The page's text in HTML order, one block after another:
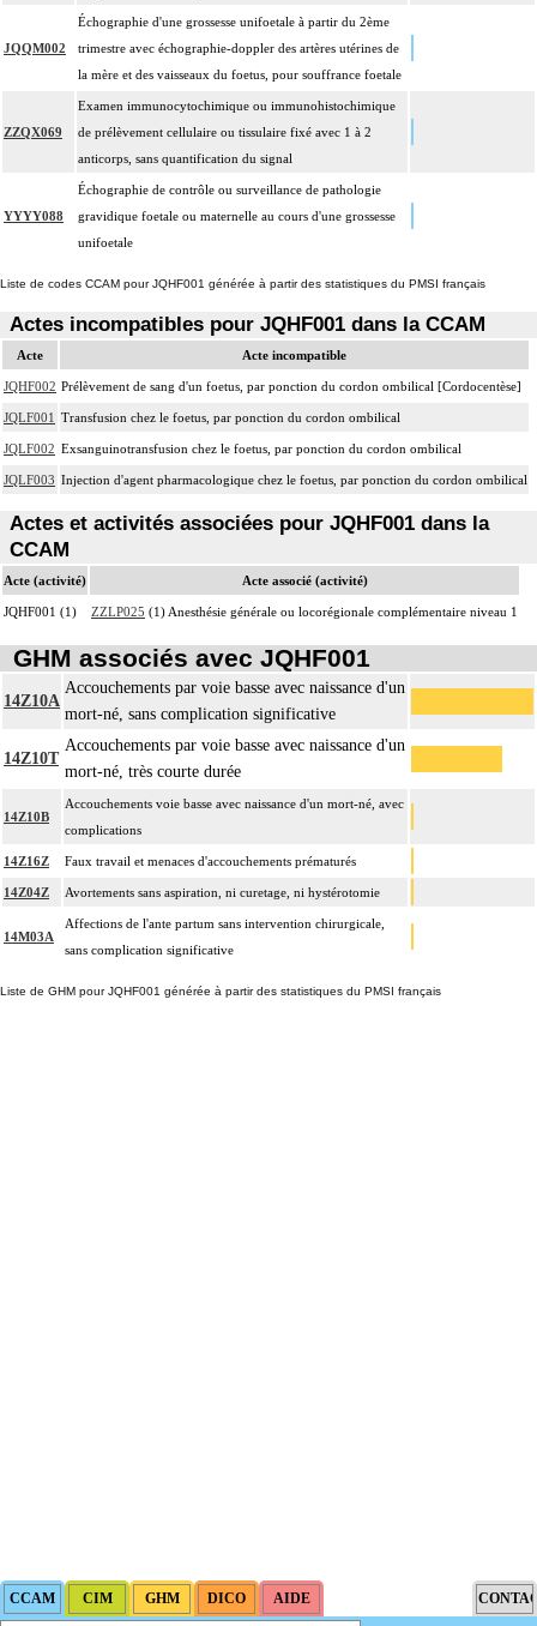
JQQM002
Échographie d'une grossesse unifoetale à partir du 2ème
trimestre avec échographie-doppler des artères utérines de
la mère et des vaisseaux du foetus, pour souffrance foetale
ZZQX069
Examen immunocytochimique ou immunohistochimique
de prélèvement cellulaire ou tissulaire fixé avec 1 à 2
anticorps, sans quantification du signal
YYYY088
Échographie de contrôle ou surveillance de pathologie
gravidique foetale ou maternelle au cours d'une grossesse
unifoetale
Liste de codes CCAM pour JQHF001 générée à partir des statistiques du PMSI français
Actes incompatibles pour JQHF001 dans la CCAM
Acte Acte incompatible
JQHF002 Prélèvement de sang d'un foetus, par ponction du cordon ombilical [Cordocentèse]
JQLF001 Transfusion chez le foetus, par ponction du cordon ombilical
JQLF002 Exsanguinotransfusion chez le foetus, par ponction du cordon ombilical
JQLF003 Injection d'agent pharmacologique chez le foetus, par ponction du cordon ombilical
Actes et activités associées pour JQHF001 dans la
CCAM
Acte (activité) Acte associé (activité)
JQHF001 (1) ZZLP025 (1) Anesthésie générale ou locorégionale complémentaire niveau 1
GHM associés avec JQHF001
14Z10A
Accouchements par voie basse avec naissance d'un
mort-né, sans complication significative
14Z10T
Accouchements par voie basse avec naissance d'un
mort-né, très courte durée
14Z10B
Accouchements voie basse avec naissance d'un mort-né, avec
complications
14Z16Z Faux travail et menaces d'accouchements prématurés
14Z04Z Avortements sans aspiration, ni curetage, ni hystérotomie
14M03A
Affections de l'ante partum sans intervention chirurgicale,
sans complication significative
Liste de GHM pour JQHF001 générée à partir des statistiques du PMSI français